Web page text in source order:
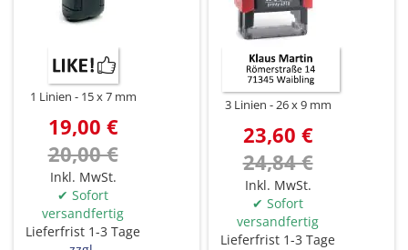
1 Linien 15 x 7 mm
19,00 €
20,00 €
Inkl. MwSt.
✔ Sofort
versandfertig
Lieferfrist 1-3 Tage
3 Linien 26 x 9 mm
23,60 €
24,84 €
Inkl. MwSt.
✔ Sofort
versandfertig
Lieferfrist 1-3 Tage